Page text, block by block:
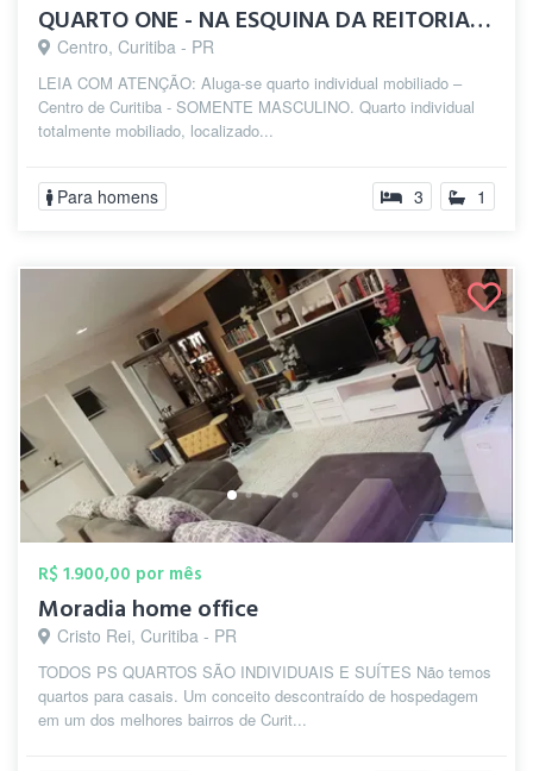
QUARTO ONE - NA ESQUINA DA REITORIA UFPR
Centro, Curitiba - PR
LEIA COM ATENÇÃO: Aluga-se quarto individual mobiliado –
Centro de Curitiba - SOMENTE MASCULINO. Quarto individual
totalmente mobiliado, localizado...
Para homens 3 1
R$ 1.900,00 por mês
Moradia home office
Cristo Rei, Curitiba - PR
TODOS PS QUARTOS SÃO INDIVIDUAIS E SUÍTES Não temos
quartos para casais. Um conceito descontraído de hospedagem
em um dos melhores bairros de Curit...